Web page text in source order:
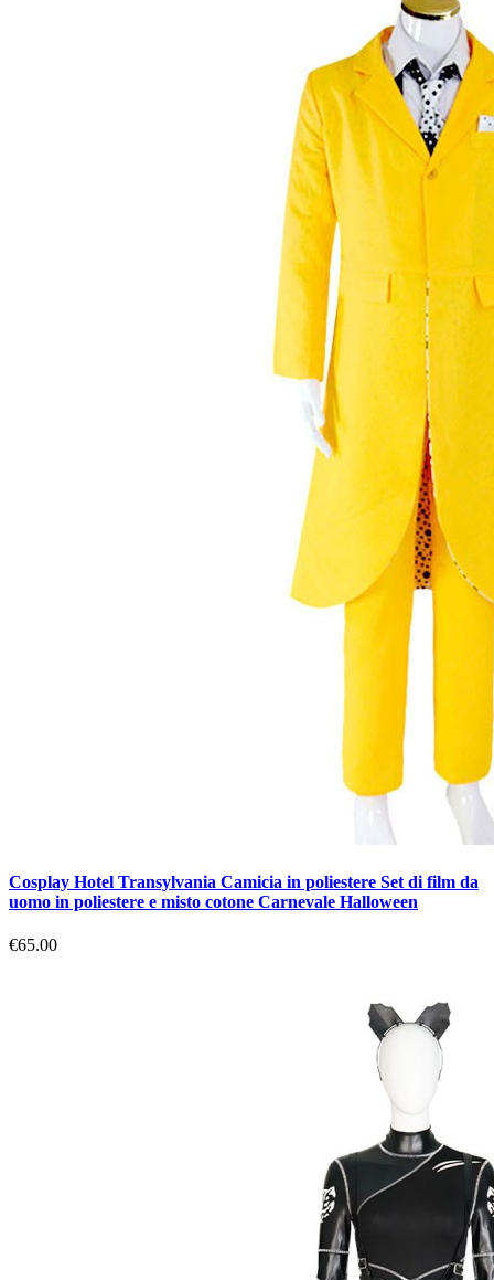
Cosplay Hotel Transylvania Camicia in poliestere Set di film da
uomo in poliestere e misto cotone Carnevale Halloween
€65.00